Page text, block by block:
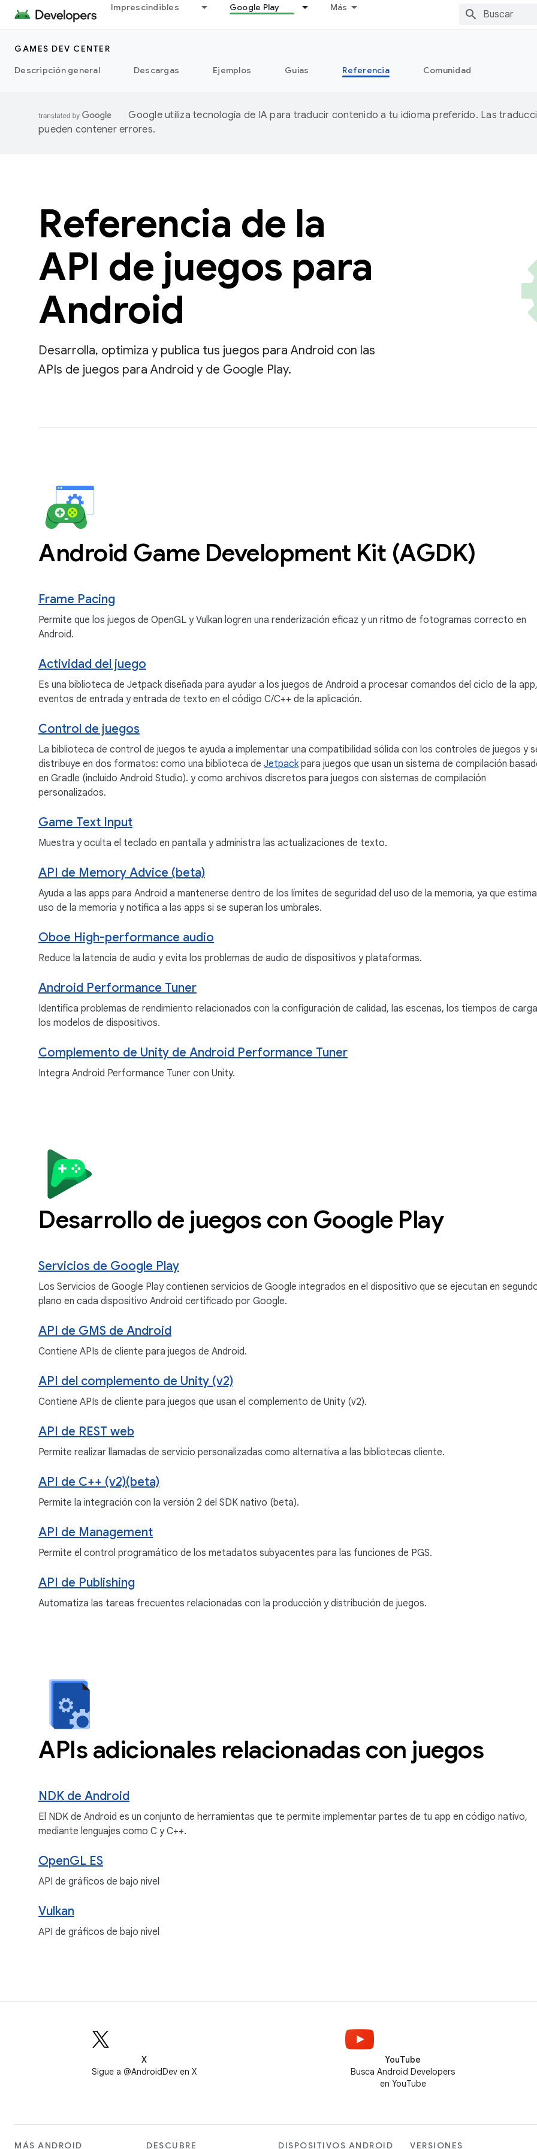
Imprescindibles Google Play Más
GAMES DEV CENTER
Descripción general
Descargas Ejemplos Guías Referencia Comunidad
Google utiliza tecnología de IA para traducir contenido a tu idioma preferido. Las
pueden contener errores.
Referencia de la
API de juegos para
Android
Desarrolla, optimiza y publica tus juegos para Android con las
APIs de juegos para Android y de Google Play.
Android Game Development Kit (AGDK)
Frame Pacing
Permite que los juegos de OpenGL y Vulkan logren una renderización eficaz y un ritmo de fotogramas correcto en
Android.
Actividad del juego
Es una biblioteca de Jetpack diseñada para ayudar a los juegos de Android a procesar comandos del ciclo de la app,
eventos de entrada y entrada de texto en el código C/C++ de la aplicación.
Control de juegos
La biblioteca de control de juegos te ayuda a implementar una compatibilidad sólida con los controles de juegos y
distribuye en dos formatos: como una biblioteca de Jetpackpara juegos que usan un sistema de compilación
en Gradle (incluido Android Studio). y como archivos discretos para juegos con sistemas de compilación
personalizados.
Game Text Input
Muestra y oculta el teclado en pantalla y administra las actualizaciones de texto.
API de Memory Advice (beta)
Ayuda a las apps para Android a mantenerse dentro de los límites de seguridad del uso de la memoria, ya que
uso de la memoria y notifica a las apps si se superan los umbrales.
Oboe High-performance audio
Reduce la latencia de audio y evita los problemas de audio de dispositivos y plataformas.
Android Performance Tuner
Identifica problemas de rendimiento relacionados con la configuración de calidad, las escenas, los tiempos de
los modelos de dispositivos.
Complemento de Unity de Android Performance Tuner
Integra Android Performance Tuner con Unity.
Desarrollo de juegos con Google Play
Servicios de Google Play
Los Servicios de Google Play contienen servicios de Google integrados en el dispositivo que se ejecutan en
plano en cada dispositivo Android certificado por Google.
API de GMS de Android
Contiene APIs de cliente para juegos de Android.
API del complemento de Unity (v2)
Contiene APIs de cliente para juegos que usan el complemento de Unity (v2).
API de REST web
Permite realizar llamadas de servicio personalizadas como alternativa a las bibliotecas cliente.
API de C++ (v2)(beta)
Permite la integración con la versión 2 del SDK nativo (beta).
API de Management
Permite el control programático de los metadatos subyacentes para las funciones de PGS.
API de Publishing
Automatiza las tareas frecuentes relacionadas con la producción y distribución de juegos.
APIs adicionales relacionadas con juegos
NDK de Android
El NDK de Android es un conjunto de herramientas que te permite implementar partes de tu app en código nativo,
mediante lenguajes como C y C++.
OpenGL ES
API de gráficos de bajo nivel
Vulkan
API de gráficos de bajo nivel
X
Sigue a @AndroidDev en X
YouTube
Busca Android Developers
en YouTube
MÁS ANDROID DESCUBRE DISPOSITIVOS ANDROID VERSIONES